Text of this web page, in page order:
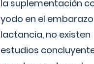
la suplementación
yodo en el
lactancia, no existen
estudios